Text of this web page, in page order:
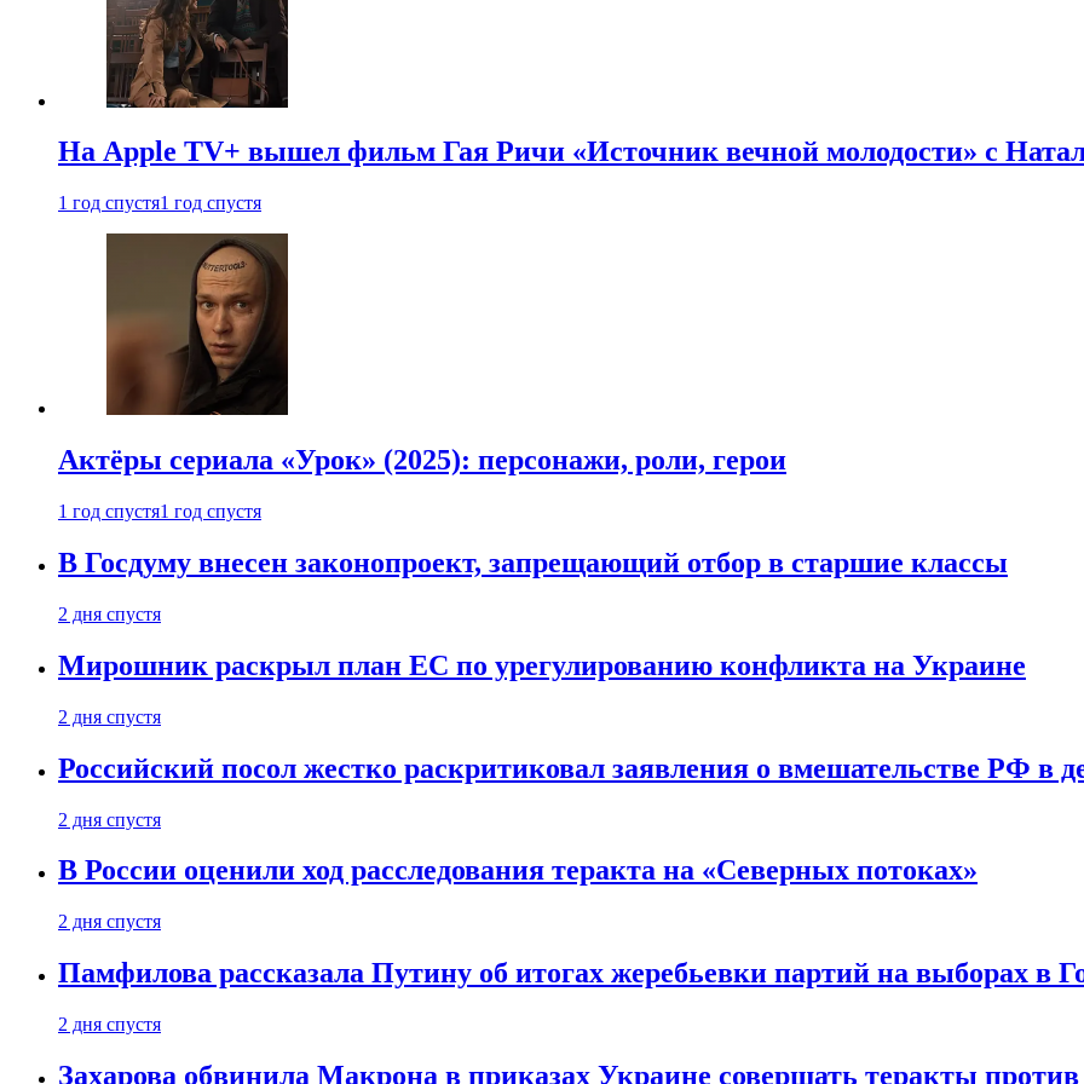
На Apple TV+ вышел фильм Гая Ричи «Источник вечной молодости» с
1 год спустя1 год спустя
Актёры сериала «Урок» (2025): персонажи, роли, герои
1 год спустя1 год спустя
В Госдуму внесен законопроект, запрещающий отбор в старшие классы
2 дня спустя
Мирошник раскрыл план ЕС по урегулированию конфликта на Украине
2 дня спустя
Российский посол жестко раскритиковал заявления о вмешательстве РФ в
2 дня спустя
В России оценили ход расследования теракта на «Северных потоках»
2 дня спустя
Памфилова рассказала Путину об итогах жеребьевки партий на выборах в
2 дня спустя
Захарова обвинила Макрона в приказах Украине совершать теракты против